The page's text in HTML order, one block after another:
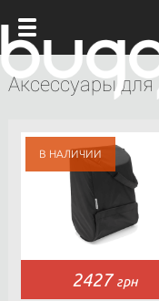
Аксессуары для
2427грн